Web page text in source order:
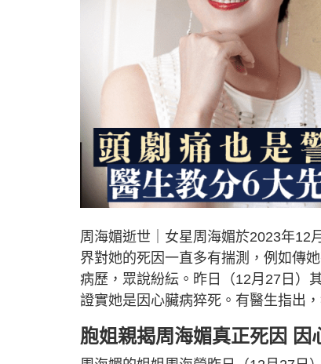
周海媚逝世｜女星周海媚於2023年12
界對她的死因一直多有揣測，例如傳
病歷，眾說紛紜。昨日（12月27日）
證實她是因心臟病猝死。有醫生指出
胞姐親揭周海媚真正死因 因